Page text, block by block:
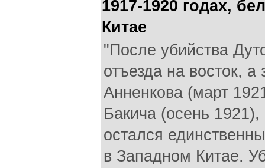
1917-1920 годах,
Китае
"После убийства
отъезда на восток,
Анненкова (март
Бакича (осень
остался
в Западном Китае.